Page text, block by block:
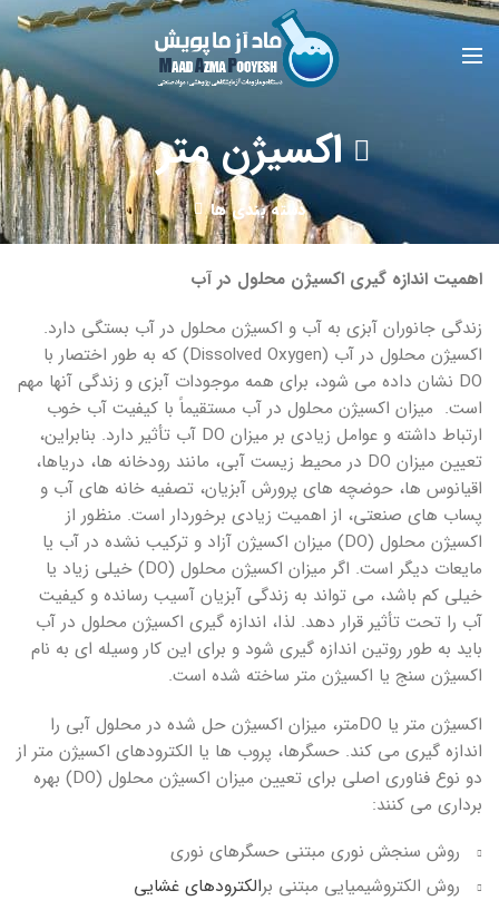
اکسیژن متر
دسته بندی ها
اهمیت اندازه گیری اکسیژن محلول در آب
زندگی جانوران آبزی به آب و اکسیژن محلول در آب بستگی دارد.
اکسیژن محلول در آب (Dissolved Oxygen) که به طور اختصار با
DO نشان داده می شود، برای همه موجودات آبزی و زندگی آنها مهم
است. میزان اکسیژن محلول در آب مستقیماً با کیفیت آب خوب
ارتباط داشته و عوامل زیادی بر میزان DO آب تأثیر دارد. بنابراین،
تعیین میزان DO در محیط زیست آبی، مانند رودخانه ها، دریاها،
اقیانوس ها، حوضچه های پرورش آبزیان، تصفیه خانه های آب و
پساب های صنعتی، از اهمیت زیادی برخوردار است. منظور از
اکسیژن محلول (DO) میزان اکسیژن آزاد و ترکیب نشده در آب یا
مایعات دیگر است. اگر میزان اکسیژن محلول (DO) خیلی زیاد یا
خیلی کم باشد، می تواند به زندگی آبزیان آسیب رسانده و کیفیت
آب را تحت تأثیر قرار دهد. لذا، اندازه گیری اکسیژن محلول در آب
باید به طور روتین اندازه گیری شود و برای این کار وسیله ای به نام
اکسیژن سنج یا اکسیژن متر ساخته شده است.
اکسیژن متر یا DOمتر،
میزان اکسیژن حل شده در محلول آبی را
اندازه گیری می کند. حسگرها، پروب ها یا الکترودهای اکسیژن متر از
دو نوع فناوری اصلی برای تعیین میزان اکسیژن محلول (DO) بهره
برداری می کنند:
روش سنجش نوری مبتنی حسگرهای نوری
روش الکتروشیمیایی مبتنی برالکترودهای غشایی